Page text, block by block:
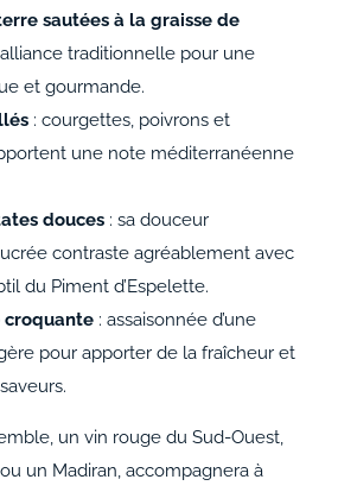
sautées à la graisse de
traditionnelle pour une
et gourmande.
: courgettes, poivrons et
une note méditerranéenne
douces: sa douceur
contraste agréablement avec
du Piment d’Espelette.
croquante: assaisonnée d’une
pour apporter de la fraîcheur et
un vin rouge du Sud-Ouest,
un Madiran, accompagnera à